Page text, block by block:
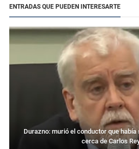
ENTRADAS QUE PUEDEN INTERESARTE
Durazno: murió el conductor que
cerca de Carlos